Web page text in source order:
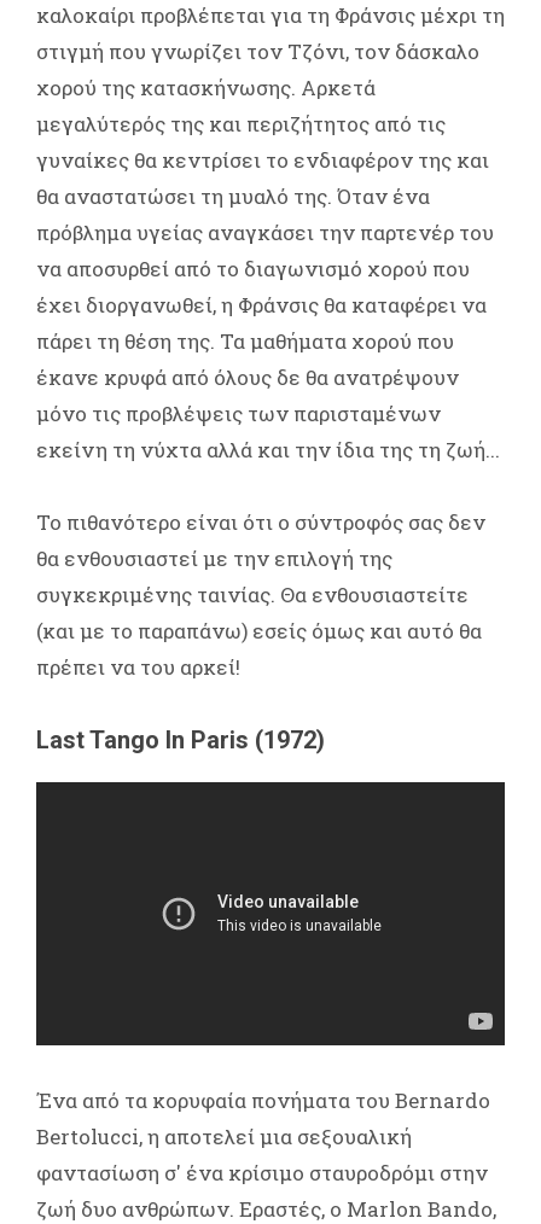
καλοκαίρι προβλέπεται για τη Φράνσις μέχρι τη
στιγμή που γνωρίζει τον Τζόνι, τον δάσκαλο
χορού της κατασκήνωσης. Αρκετά
μεγαλύτερός της και περιζήτητος από τις
γυναίκες θα κεντρίσει το ενδιαφέρον της και
θα αναστατώσει τη μυαλό της. Όταν ένα
πρόβλημα υγείας αναγκάσει την παρτενέρ του
να αποσυρθεί από το διαγωνισμό χορού που
έχει διοργανωθεί, η Φράνσις θα καταφέρει να
πάρει τη θέση της. Τα μαθήματα χορού που
έκανε κρυφά από όλους δε θα ανατρέψουν
μόνο τις προβλέψεις των παρισταμένων
εκείνη τη νύχτα αλλά και την ίδια της τη ζωή...
Το πιθανότερο είναι ότι ο σύντροφός σας δεν
θα ενθουσιαστεί με την επιλογή της
συγκεκριμένης ταινίας. Θα ενθουσιαστείτε
(και με το παραπάνω) εσείς όμως και αυτό θα
πρέπει να του αρκεί!
Last Tango In Paris (1972)
Ένα από τα κορυφαία πονήματα του Bernardo
Bertolucci, η αποτελεί μια σεξουαλική
φαντασίωση σ' ένα κρίσιμο σταυροδρόμι στην
ζωή δυο ανθρώπων. Εραστές, ο Marlon Bando,